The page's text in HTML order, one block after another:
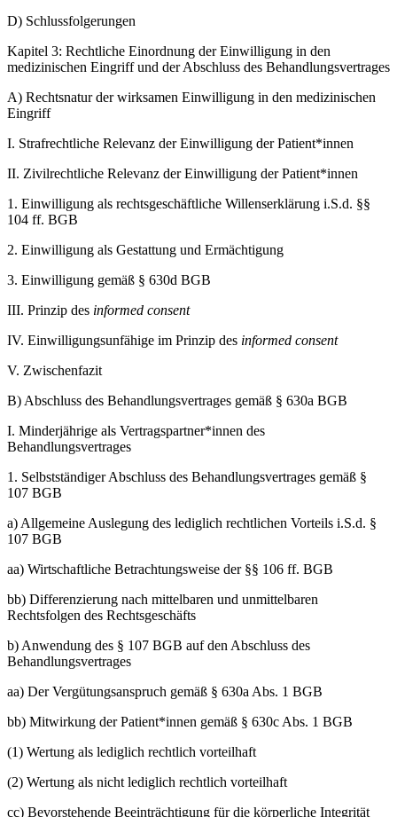
D) Schlussfolgerungen
Kapitel 3: Rechtliche Einordnung der Einwilligung in den
medizinischen Eingriff und der Abschluss des Behandlungsvertrages
A) Rechtsnatur der wirksamen Einwilligung in den medizinischen
Eingriff
I. Strafrechtliche Relevanz der Einwilligung der Patient*innen
II. Zivilrechtliche Relevanz der Einwilligung der Patient*innen
1. Einwilligung als rechtsgeschäftliche Willenserklärung i.S.d. §§
104 ff. BGB
2. Einwilligung als Gestattung und Ermächtigung
3. Einwilligung gemäß § 630d BGB
III. Prinzip des informed consent
IV. Einwilligungsunfähige im Prinzip des informed consent
V. Zwischenfazit
B)Abschluss des Behandlungsvertrages gemäß § 630a BGB
I. Minderjährige als Vertragspartner*innen des
Behandlungsvertrages
1. Selbstständiger Abschluss des Behandlungsvertrages gemäß §
107 BGB
a)Allgemeine Auslegung des lediglich rechtlichen Vorteils i.S.d. §
107 BGB
aa) Wirtschaftliche Betrachtungsweise der §§ 106 ff. BGB
bb) Differenzierung nach mittelbaren und unmittelbaren
Rechtsfolgen des Rechtsgeschäfts
b)Anwendung des § 107 BGB auf den Abschluss des
Behandlungsvertrages
aa) Der Vergütungsanspruch gemäß § 630a Abs. 1 BGB
bb) Mitwirkung der Patient*innen gemäß § 630c Abs. 1 BGB
(1) Wertung als lediglich rechtlich vorteilhaft
(2) Wertung als nicht lediglich rechtlich vorteilhaft
cc) Bevorstehende Beeinträchtigung für die körperliche Integrität